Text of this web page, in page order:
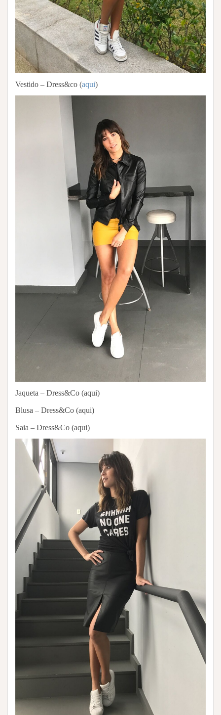
Vestido – Dress&co (aqui)
Jaqueta – Dress&Co (aqui)
Blusa – Dress&Co (aqui)
Saia – Dress&Co (aqui)